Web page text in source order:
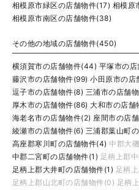
相模原市緑区の店舗物件(17) 相模原
相模原市南区の店舗物件(38)
その他の地域の店舗物件(450)
横須賀市の店舗物件(44) 平塚市の
藤沢市の店舗物件(99) 小田原市の店
逗子市の店舗物件(8) 三浦市の店舗
厚木市の店舗物件(86) 大和市の店舗
海老名市の店舗物件(2) 座間市の店
綾瀬市の店舗物件(6) 三浦郡葉山町
高座郡寒川町の店舗物件(4) 中郡大
中郡二宮町の店舗物件(1) 足柄上郡
足柄上郡大井町の店舗物件(1) 足柄
足柄上郡山北町の店舗物件(0) 足柄